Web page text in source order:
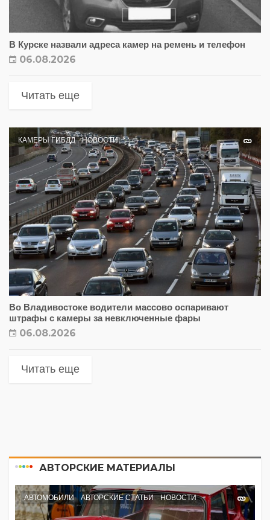
В Курске назвали адреса камер на ремень и телефон
06.08.2026
Читать еще
КАМЕРЫ ГИБДД НОВОСТИ
Во Владивостоке водители массово оспаривают
штрафы с камеры за невключенные фары
06.08.2026
Читать еще
АВТОРСКИЕ МАТЕРИАЛЫ
АВТОМОБИЛИ АВТОРСКИЕ СТАТЬИ НОВОСТИ